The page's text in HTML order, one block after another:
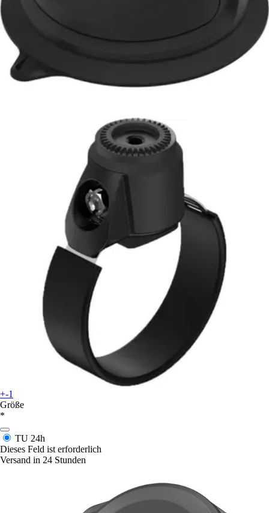
+-1
Größe
*
TU 24h
Dieses Feld ist erforderlich
Versand in 24 Stunden